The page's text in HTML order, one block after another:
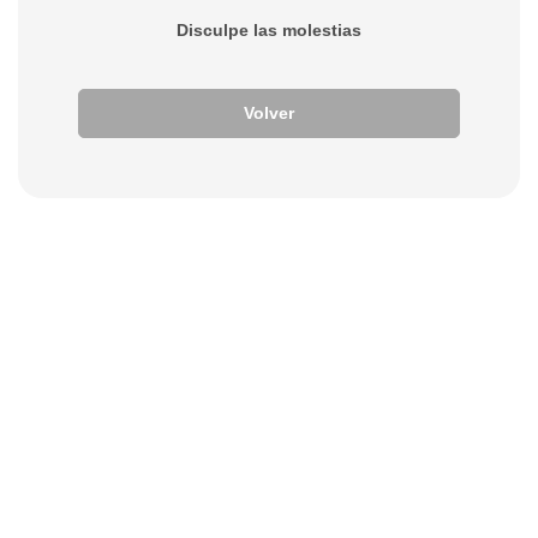
Disculpe las molestias
Volver